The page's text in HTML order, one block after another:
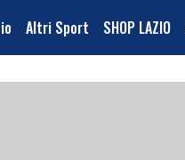
Altri Sport SHOP LAZIO